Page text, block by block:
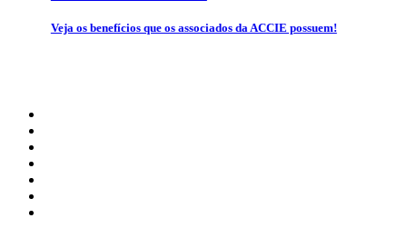
Veja os benefícios que os associados da ACCIE possuem!